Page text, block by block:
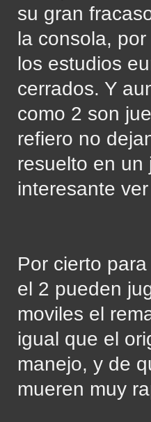
su gran
la consola,
los estudios
cerrados. Y
como 2 son
refiero no
resuelto en un
interesante
Por cierto
el 2 pueden
moviles el
igual que el
manejo, y de
mueren muy